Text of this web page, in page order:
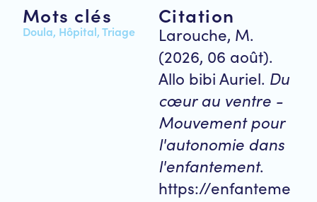
Mots clés
Doula, Hôpital,Triage
Citation
Larouche, M.
(2026, 06 août).
Allo bibi Auriel. Du
cœur au ventre -
Mouvement pour
l'autonomie dans
l'enfantement.
https://enfanteme